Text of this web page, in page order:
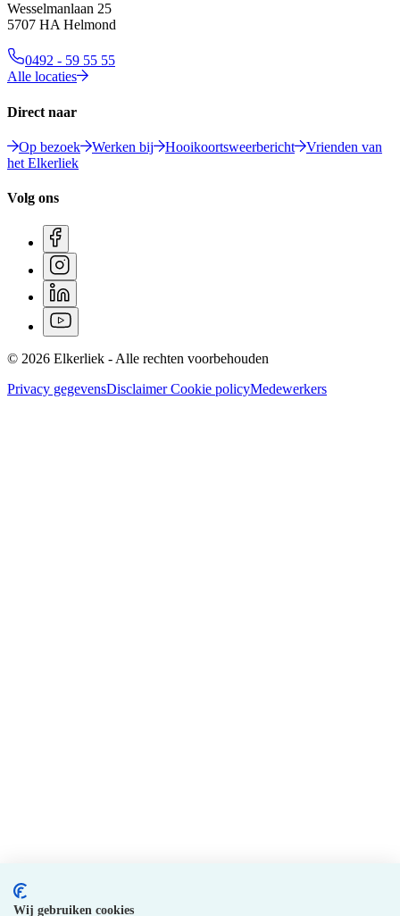
Wij gebruiken cookies
Wesselmanlaan 25
5707 HA Helmond
0492 - 59 55 55
Alle locaties
Direct naar
Op bezoek Werken bij Hooikoortsweerbericht
Vrienden van
het Elkerliek
Volg ons
© 2026 Elkerliek - Alle rechten voorbehouden
Privacy gegevensDisclaimerCookie policyMedewerkers